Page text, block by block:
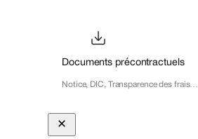
Documents précontractuels
Notice, DIC, Transparence des frais…
Close